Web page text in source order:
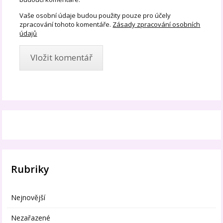
Vaše osobní údaje budou použity pouze pro účely
zpracování tohoto komentáře. Zásady zpracování osobních
údajů
Rubriky
Nejnovější
Nezařazené